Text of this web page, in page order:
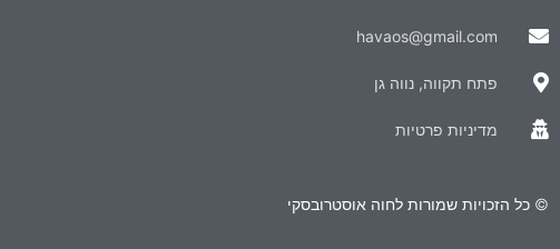
havaos@gmail.com
פתח תקווה, נווה גן
מדיניות פרטיות
© כל הזכויות שמורות לחוה אוסטרובסקי